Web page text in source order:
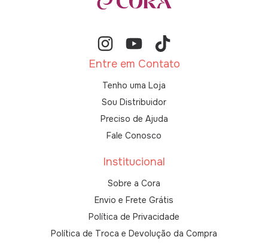
Entre em Contato
Tenho uma Loja
Sou Distribuidor
Preciso de Ajuda
Fale Conosco
Institucional
Sobre a Cora
Envio e Frete Grátis
Política de Privacidade
Política de Troca e Devolução da Compra